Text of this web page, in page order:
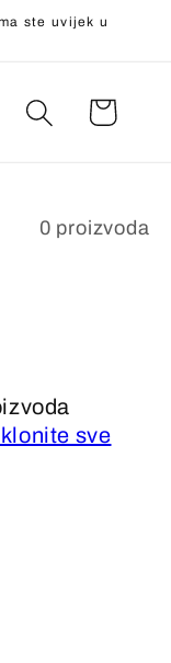
ste uvijek u
0 proizvoda
sve